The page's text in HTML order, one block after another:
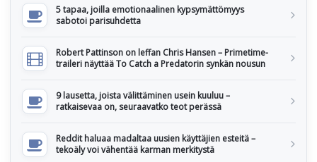
5 tapaa, joilla emotionaalinen kypsymättömyys
sabotoi parisuhdetta
Robert Pattinson on leffan Chris Hansen – Primetime-
traileri näyttää To Catch a Predatorin synkän nousun
9 lausetta, joista välittäminen usein kuuluu –
ratkaisevaa on, seuraavatko teot perässä
Reddit haluaa madaltaa uusien käyttäjien esteitä –
tekoäly voi vähentää karman merkitystä